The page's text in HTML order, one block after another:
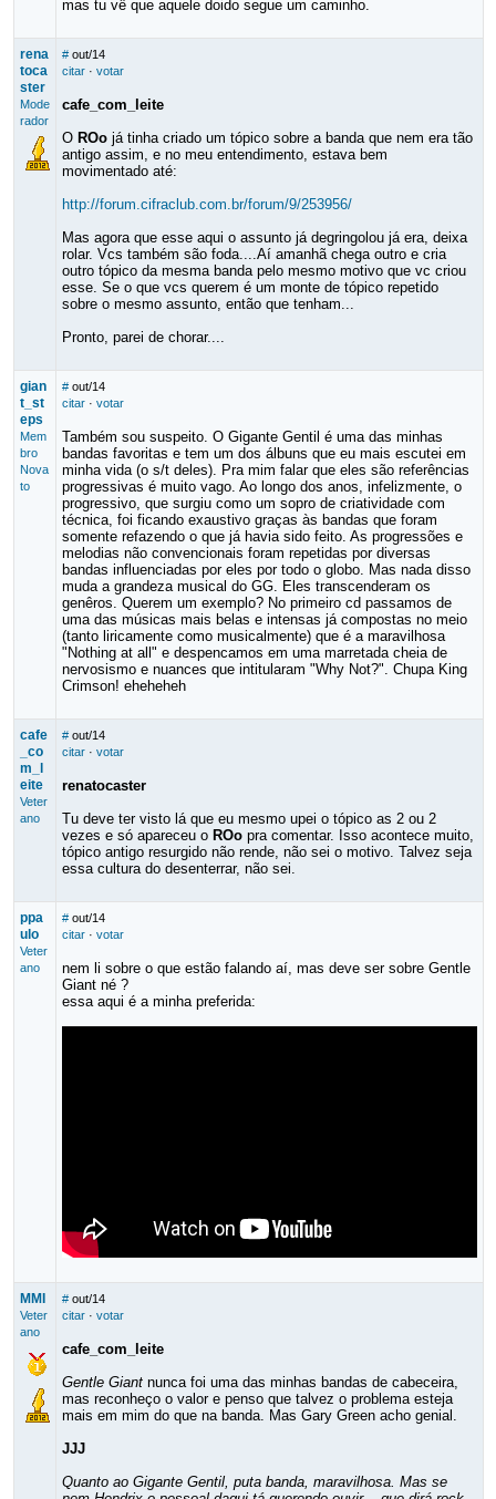
mas tu vê que aquele doido segue um caminho.
rena
toca
ster
Mode
rador
# out/14
citar· votar
cafe_com_leite
O ROojá tinha criado um tópico sobre a banda que nem era tão
antigo assim, e no meu entendimento, estava bem
movimentado até:
http://forum.cifraclub.com.br/forum/9/253956/
Mas agora que esse aqui o assunto já degringolou já era, deixa
rolar. Vcs também são foda....Aí amanhã chega outro e cria
outro tópico da mesma banda pelo mesmo motivo que vc criou
esse. Se o que vcs querem é um monte de tópico repetido
sobre o mesmo assunto, então que tenham...
Pronto, parei de chorar....
gian
t_st
eps
Mem
bro
Nova
to
# out/14
citar· votar
Também sou suspeito. O Gigante Gentil é uma das minhas
bandas favoritas e tem um dos álbuns que eu mais escutei em
minha vida (o s/t deles). Pra mim falar que eles são referências
progressivas é muito vago. Ao longo dos anos, infelizmente, o
progressivo, que surgiu como um sopro de criatividade com
técnica, foi ficando exaustivo graças às bandas que foram
somente refazendo o que já havia sido feito. As progressões e
melodias não convencionais foram repetidas por diversas
bandas influenciadas por eles por todo o globo. Mas nada disso
muda a grandeza musical do GG. Eles transcenderam os
genêros. Querem um exemplo? No primeiro cd passamos de
uma das músicas mais belas e intensas já compostas no meio
(tanto liricamente como musicalmente) que é a maravilhosa
"Nothing at all" e despencamos em uma marretada cheia de
nervosismo e nuances que intitularam "Why Not?". Chupa King
Crimson! eheheheh
cafe
_co
m_l
eite
Veter
ano
# out/14
citar· votar
renatocaster
Tu deve ter visto lá que eu mesmo upei o tópico as 2 ou 2
vezes e só apareceu o ROopra comentar. Isso acontece muito,
tópico antigo resurgido não rende, não sei o motivo. Talvez seja
essa cultura do desenterrar, não sei.
ppa
ulo
Veter
ano
# out/14
citar· votar
nem li sobre o que estão falando aí, mas deve ser sobre Gentle
Giant né ?
essa aqui é a minha preferida:
MMI
Veter
ano
# out/14
citar· votar
cafe_com_leite
Gentle Giantnunca foi uma das minhas bandas de cabeceira,
mas reconheço o valor e penso que talvez o problema esteja
mais em mim do que na banda. Mas Gary Green acho genial.
JJJ
Quanto ao Gigante Gentil, puta banda, maravilhosa. Mas se